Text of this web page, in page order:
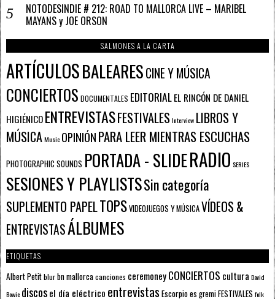
NOTODESINDIE # 212: ROAD TO MALLORCA LIVE – MARIBEL
MAYANS y JOE ORSON
SALMONES A LA CARTA
ARTÍCULOSBALEARESCINE Y MÚSICA
CONCIERTOS DOCUMENTALES EDITORIALEL RINCÓN DE DANIEL
HIGIÉNICOENTREVISTASFESTIVALESInterview LIBROS Y
MÚSICAMusic OPINIÓNPARA LEER MIENTRAS ESCUCHAS
PHOTOGRAPHIC SOUNDS PORTADA - SLIDERADIO SERIES
SESIONES Y PLAYLISTSSin categoría
SUPLEMENTO PAPELTOPSVIDEOJUEGOS Y MÚSICAVÍDEOS &
ENTREVISTASÁLBUMES
ETIQUETAS
Albert Petitblurbn mallorcacanciones ceremoneyCONCIERTOS cultura David
Bowie discosel día eléctrico entrevistas Escorpioes gremiFESTIVALES folk